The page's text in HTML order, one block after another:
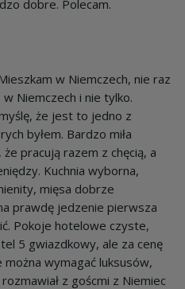
dobre. Polecam.
w Niemczech, nie raz
Niemczech i nie tylko.
że jest to jedno z
byłem. Bardzo miła
pracują razem z chęcią, a
Kuchnia wyborna,
mięsa dobrze
prawdę jedzenie pierwsza
Pokoje hotelowe czyste,
5 gwiazdkowy, ale za cenę
wymagać luksusów,
z goścmi z Niemiec